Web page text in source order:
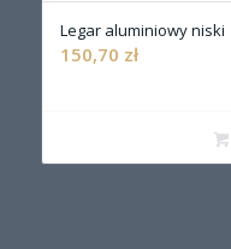
Legar aluminiowy niski
150,70 zł